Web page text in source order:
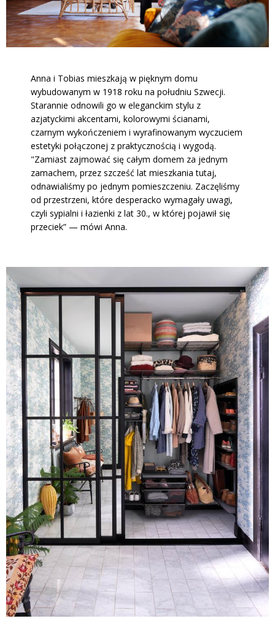
Anna i Tobias mieszkają w pięknym domu
wybudowanym w 1918 roku na południu Szwecji.
Starannie odnowili go w eleganckim stylu z
azjatyckimi akcentami, kolorowymi ścianami,
czarnym wykończeniem i wyrafinowanym wyczuciem
estetyki połączonej z praktycznością i wygodą.
"Zamiast zajmować się całym domem za jednym
zamachem, przez szcześć lat mieszkania tutaj,
odnawialiśmy po jednym pomieszczeniu. Zaczęliśmy
od przestrzeni, które desperacko wymagały uwagi,
czyli sypialni i łazienki z lat 30., w której pojawił się
przeciek” — mówi Anna.